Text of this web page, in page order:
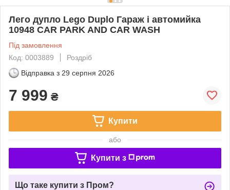
Лего дупло Lego Duplo Гараж і автомийка
10948 CAR PARK AND CAR WASH
Під замовлення
Код: 0003889
Роздріб
Відправка з 29 серпня 2026
7 999 ₴
Купити
або
Купити з
Що таке купити з Пром?